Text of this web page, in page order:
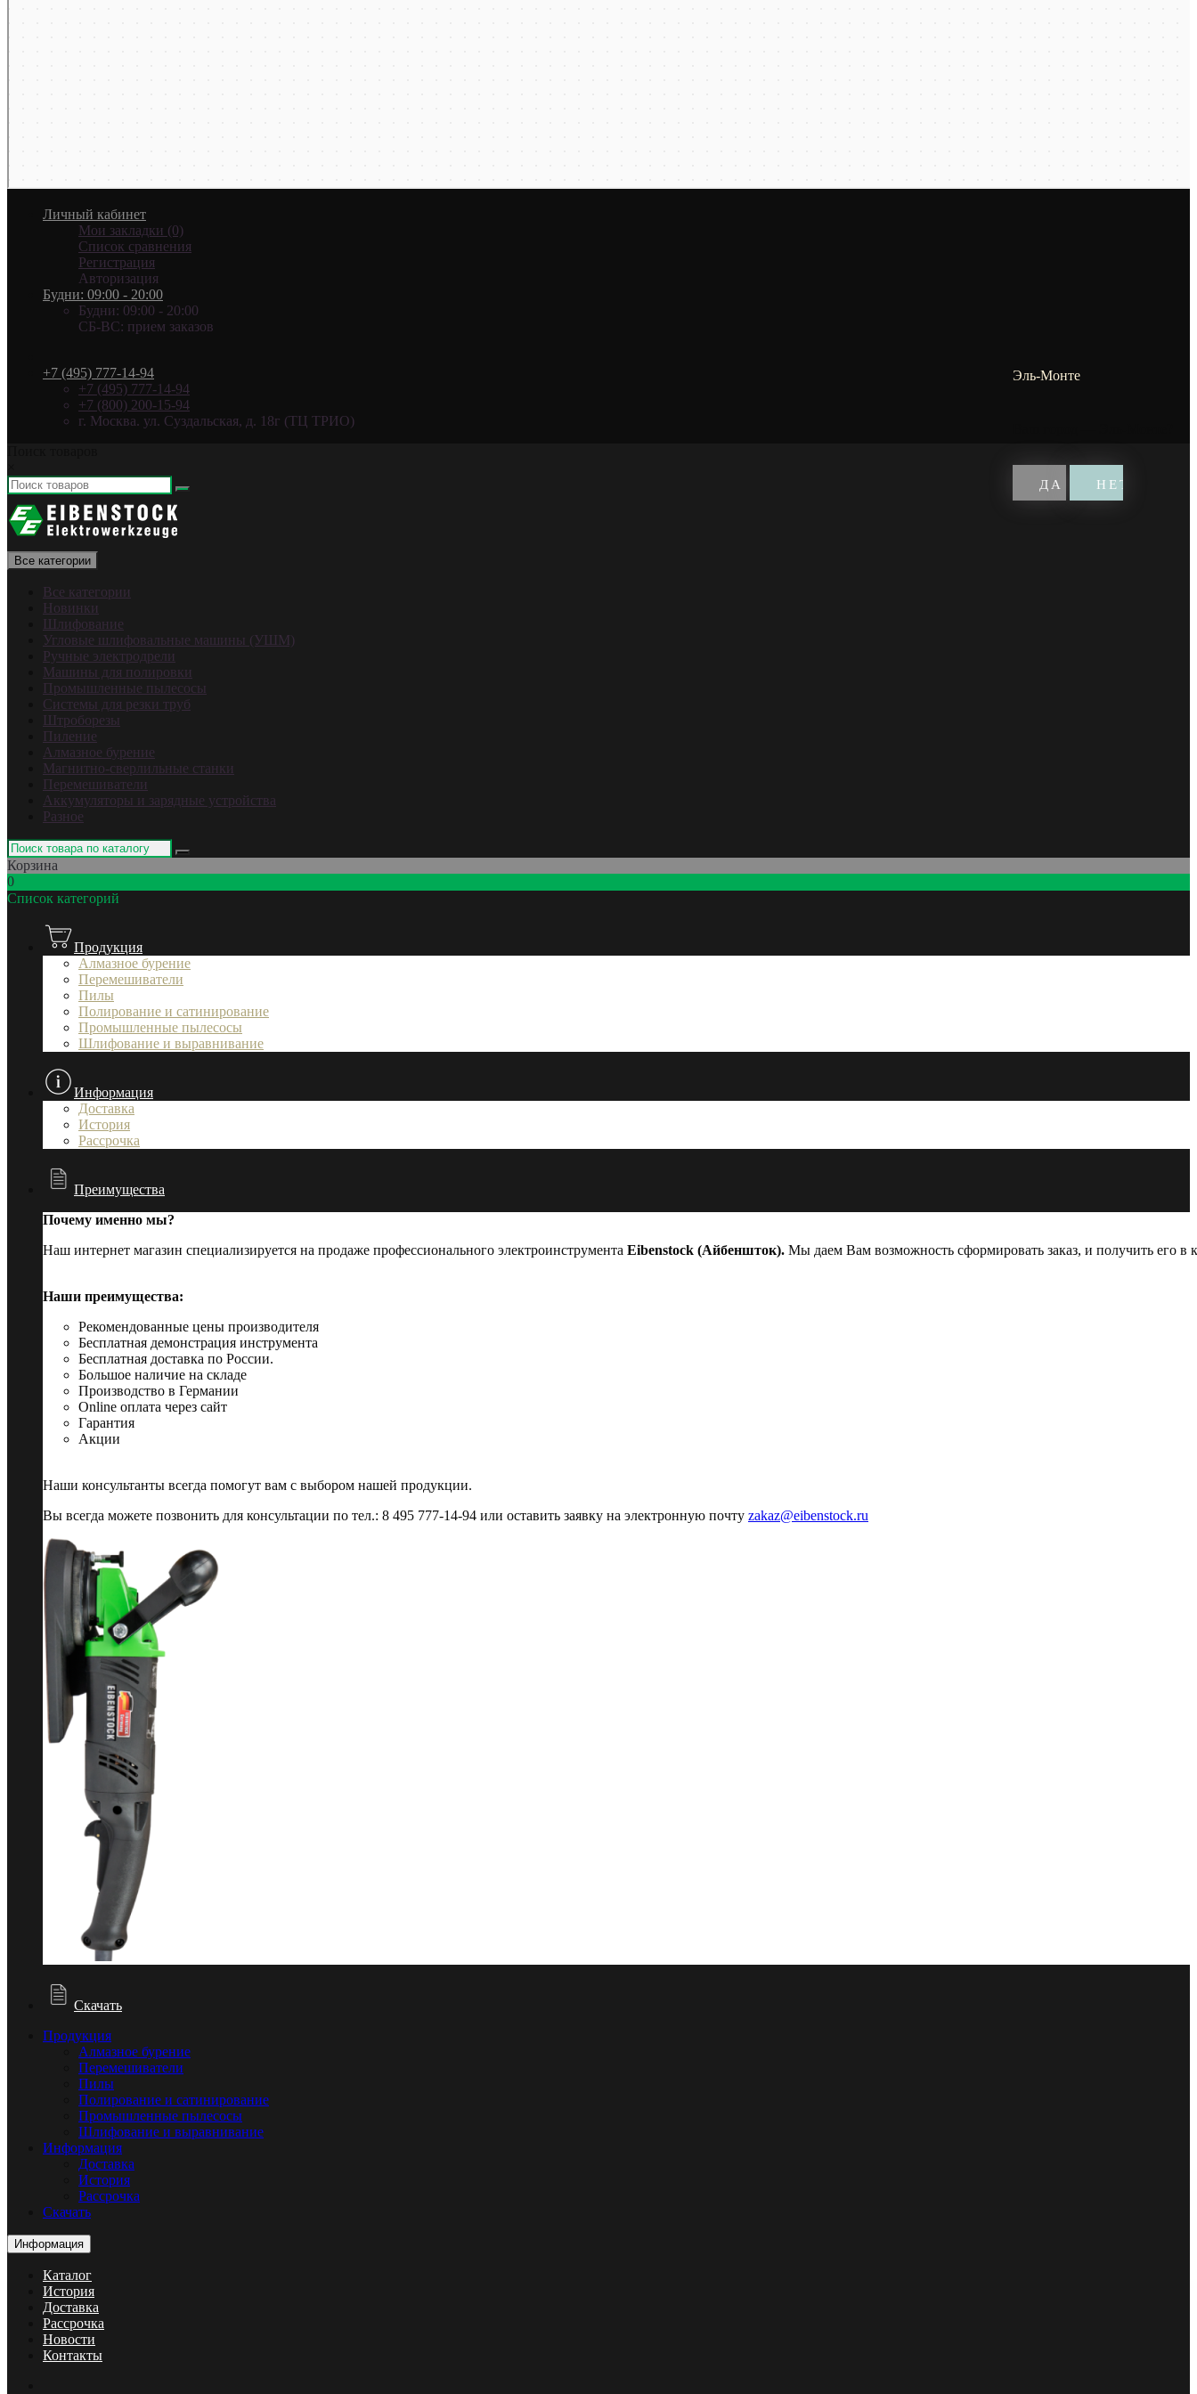
Личный кабинет
Мои закладки (0)
Список сравнения
Регистрация
Авторизация
Будни: 09:00 - 20:00
Будни: 09:00 - 20:00
СБ-ВС: прием заказов
Эль-Монте
+7 (495) 777-14-94
+7 (495) 777-14-94
+7 (800) 200-15-94
г. Москва. ул. Суздальская, д. 18г (ТЦ ТРИО)
Все категории
Все категории
Новинки
Шлифование
Угловые шлифовальные машины (УШМ)
Ручные электродрели
Машины для полировки
Промышленные пылесосы
Системы для резки труб
Штроборезы
Пиление
Алмазное бурение
Магнитно-сверлильные станки
Перемешиватели
Аккумуляторы и зарядные устройства
Разное
Корзина
0
Список категорий
Продукция
Алмазное бурение
Перемешиватели
Пилы
Полирование и сатинирование
Промышленные пылесосы
Шлифование и выравнивание
Информация
Доставка
История
Рассрочка
Преимущества
Почему именно мы?
Наш интернет магазин специализируется на продаже профессионального электроинструмента Eibenstock (Айбеншток). Мы даем Вам возможность сформировать заказ, и получить его в
Наши преимущества:
Рекомендованные цены производителя
Бесплатная демонстрация инструмента
Бесплатная доставка по России.
Большое наличие на складе
Производство в Германии
Online оплата через сайт
Гарантия
Акции
Наши консультанты всегда помогут вам с выбором нашей продукции.
Вы всегда можете позвонить для консультации по тел.: 8 495 777-14-94 или оставить заявку на электронную почту zakaz@eibenstock.ru
Скачать
Продукция
Алмазное бурение
Перемешиватели
Пилы
Полирование и сатинирование
Промышленные пылесосы
Шлифование и выравнивание
Информация
Доставка
История
Рассрочка
Скачать
Информация
Каталог
История
Доставка
Рассрочка
Новости
Контакты